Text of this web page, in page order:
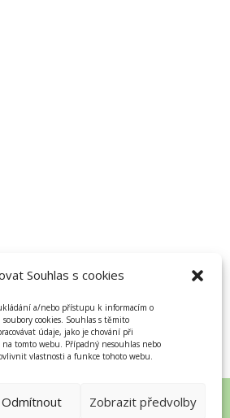
Souhlas s cookies
a/nebo přístupu k informacím o
cookies. Souhlas s těmito
údaje, jako je chování při
tomto webu. Případný nesouhlas nebo
vlastnosti a funkce tohoto webu.
Odmítnout Zobrazit předvolby